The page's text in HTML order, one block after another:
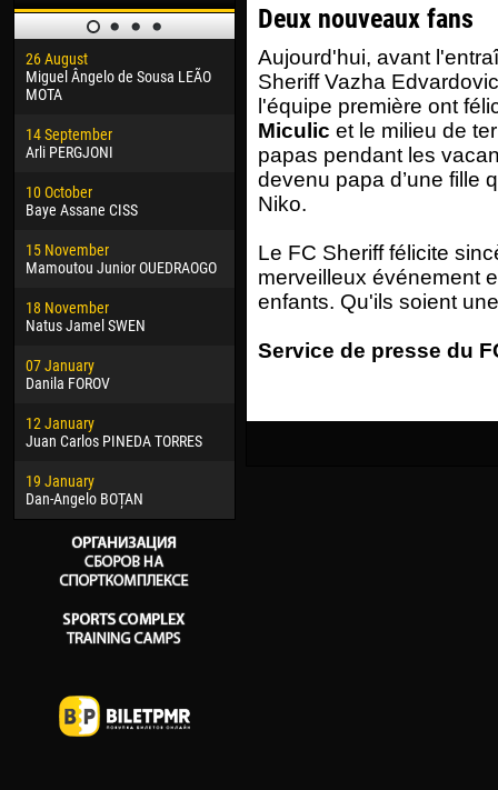
26 August
Miguel Ângelo de Sousa LEÃO
MOTA
14 September
Arli PERGJONI
10 October
Baye Assane CISS
15 November
Mamoutou Junior OUEDRAOGO
18 November
Natus Jamel SWEN
07 January
Danila FOROV
12 January
Juan Carlos PINEDA TORRES
19 January
Dan-Angelo BOȚAN
30 January
Dhoraso Moreo KLAS
24 February
Vladislav COSTIN
02 March
Veaceslav COZMA
Emmanuel AFETSE
20 March
Jayder Moreno ASPRILLA
22 March
Vitor Hugo Morais de OLIVEIRA
04
13
15
28
10
Ivan
Deux nouveaux fans
Aujourd'hui, avant
Sheriff Vazha
l'équipe première ont
Miculic et le milieu de
papas pendant les
devenu papa d’une fille
Niko.
Le FC Sheriff félicite
merveilleux événement
enfants. Qu'ils soient
Service de presse du